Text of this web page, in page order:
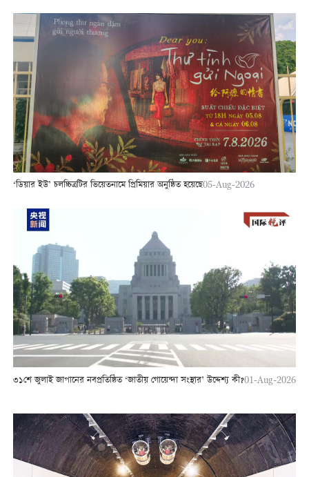
‘ডিয়ার ইউ’ চলচ্চিত্রটির ভিয়েতনামে প্রিমিয়ার অনুষ্ঠিত হয়েছে05-Aug-2026
৩১শে জুলাই জাপানের নবপ্রতিষ্ঠিত ‘জাতীয় গোয়েন্দা সংস্থার’ উদ্দেশ্য কী?01-Aug-2026